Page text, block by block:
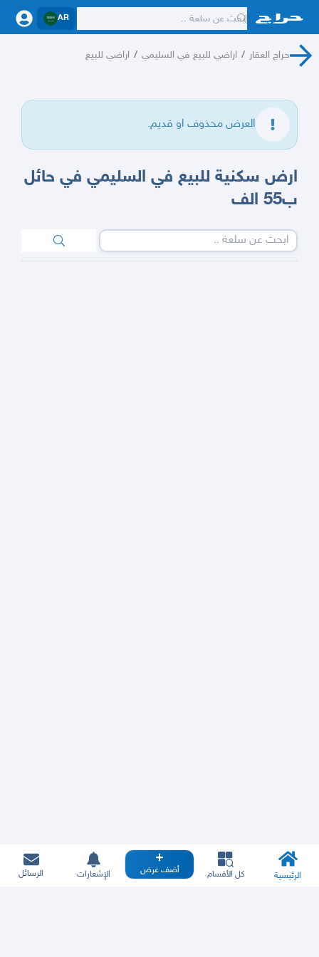
AR
حراج العقار / اراضي للبيع في السليمي / اراضي للبيع
العرض محذوف او قديم.
ارض سكنية للبيع في السليمي في حائل
ب55 الف
الرئيسية كل الأقسام أضف عرض الإشعارات الرسائل